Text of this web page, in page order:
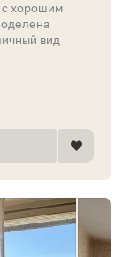
с хорошим
вид